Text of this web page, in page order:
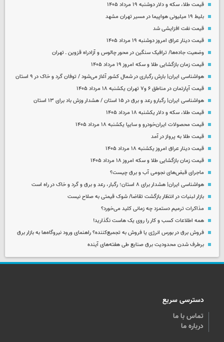
قیمت طلا، سکه و دلار دوشنبه ۱۹ مرداد ۱۴۰۵
بلیط ۱۹ میلیونی هواپیما در مسیر تهران مشهد
قیمت نفت افزایشی شد
قیمت دینار عراق امروز دوشنبه ۱۹ مرداد ۱۴۰۵
وضعیت جاده‌ها/ ترافیک سنگین در محور چالوس و آزادراه قزوین ـ تهران
قیمت زمان بازگشایی طلا و سکه امروز ۱۹ مرداد ۱۴۰۵
هواشناسی ایران| بارش رگباری در شمال کشور آغاز می‌شود / توفان گرد و خاک در ۹ استان
قیمت آپارتمان در مناطق ۶ و۷ تهران یکشنبه ۱۸ مرداد ۱۴۰۵
هواشناسی ایران| رگبارو رعد و برق در ۱۵ استان / هشدار وزش باد برای ۱۳ استان‌
قیمت طلا، سکه و دلار یکشنبه ۱۸ مرداد ۱۴۰۵
قیمت محصولات ایران‌خودرو و سایپا یکشنبه ۱۸ مرداد ۱۴۰۵
قیمت طلا به پرواز در آمد
قیمت دینار عراق امروز یکشنبه ۱۸ مرداد ۱۴۰۵
قیمت زمان بازگشایی طلا و سکه امروز ۱۸ مرداد ۱۴۰۵
ماجرای قبض‌های نجومی آب و برق چیست؟
هواشناسی ایران| هشدار برای ۸ استان؛ رگبار، رعد و برق و گرد و خاک در راه است
بازار لبنیات در انتظار بازگشت تقاضا/ شوک قیمتی به صلاح نیست
مذاکرات ترمیم دستمزد چه زمانی کلید می‌خورد؟
همه اطلاعات کسب‌ و کار را روی یک هاست نگذارید!
فروش برق در بورس انرژی یا فروش به تجمیع‌کننده؟ راهنمای ورود نیروگاه‌ها به بازار برق
برطرف شدن محدودیت‌ برق صنایع طی هفته‌های آینده
دسترسی سریع
تماس با ما
درباره ما